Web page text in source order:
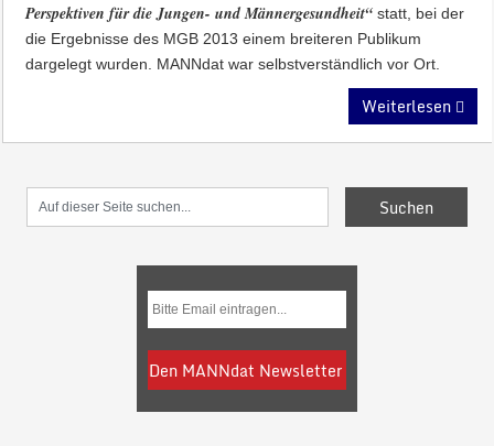
Perspektiven für die Jungen- und Männergesundheit“ statt, bei der
die Ergebnisse des MGB 2013 einem breiteren Publikum
dargelegt wurden. MANNdat war selbstverständlich vor Ort.
Weiterlesen